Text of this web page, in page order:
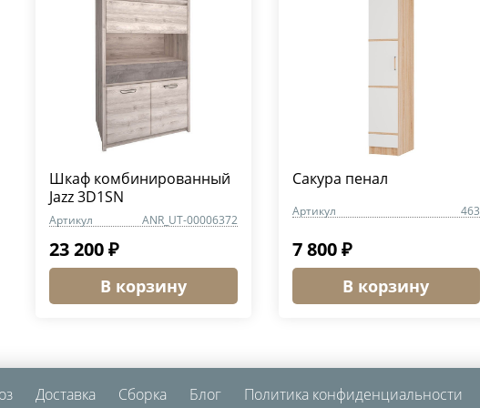
Шкаф комбинированный
Jazz 3D1SN
Артикул ANR_UT-00006372
23 200 ₽
В корзину
Сакура пенал
Артикул 463
7 800 ₽
В корзину
Доставка Сборка Блог Политика конфиденциальности